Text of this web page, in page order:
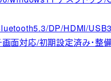
DP/HDMI/
面対応/初期設定済み・整